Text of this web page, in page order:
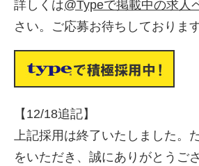
株式会社吾妻製作所 会社案
詳しくは@Typeで掲載中の求人
さい。ご応募お待ちしております
【12/18追記】
上記採用は終了いたしました。
をいただき、誠にありがとうご